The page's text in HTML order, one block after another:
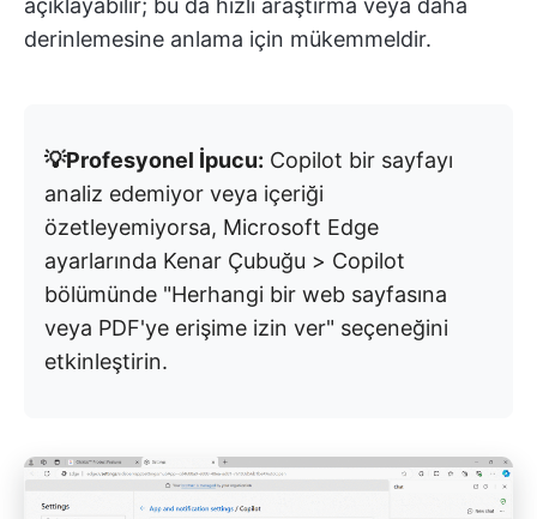
açıklayabilir; bu da hızlı araştırma veya daha
derinlemesine anlama için mükemmeldir.
💡Profesyonel İpucu: Copilot bir sayfayı
analiz edemiyor veya içeriği
özetleyemiyorsa, Microsoft Edge
ayarlarında Kenar Çubuğu > Copilot
bölümünde "Herhangi bir web sayfasına
veya PDF'ye erişime izin ver" seçeneğini
etkinleştirin.